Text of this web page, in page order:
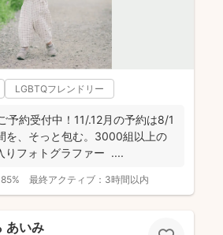
LGBTQフレンドリー
予約受付中！11/.12月の予約は8/1
を、そっと包む。3000組以上の
りフォトグラファー ....
85% 最終アクティブ： 3時間以内
あいみ